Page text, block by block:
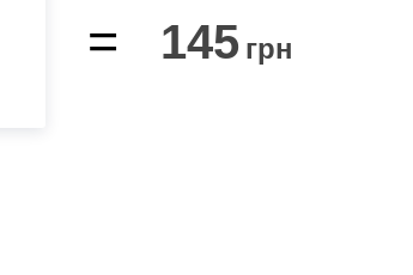
= 145 грн